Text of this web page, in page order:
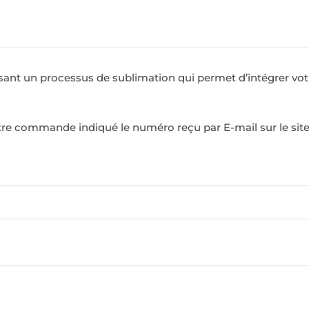
un processus de sublimation qui permet d’intégrer
commande indiqué le numéro reçu par E-mail sur le